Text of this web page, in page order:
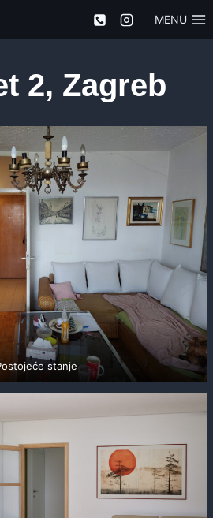
MENU
2, Zagreb
stanje